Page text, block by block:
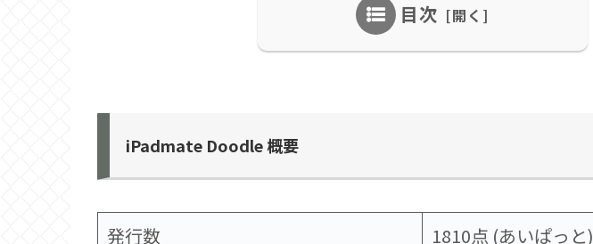
目次
iPadmate Doodle 概要
発行数 1810点 (あいぱっと)